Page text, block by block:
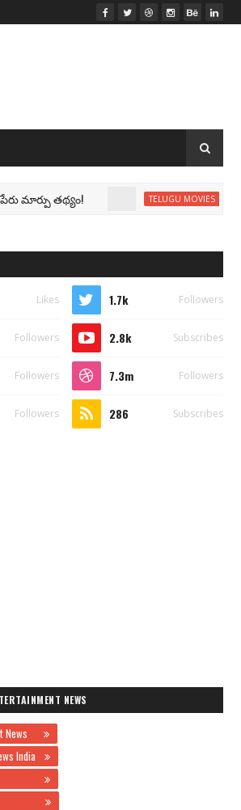
తథ్యం! TELUGU MOVIES
Likes 1.7k Followers
Followers 2.8k Subscribes
Followers 7.3m Followers
Followers 286 Subscribes
NEWS
News
India